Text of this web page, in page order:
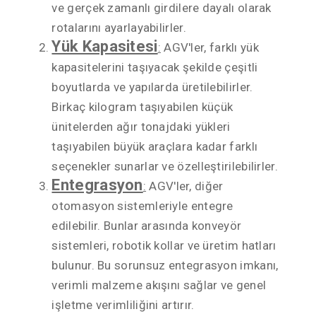
ve gerçek zamanlı girdilere dayalı olarak
rotalarını ayarlayabilirler.
Yük Kapasitesi: AGV'ler, farklı yük
kapasitelerini taşıyacak şekilde çeşitli
boyutlarda ve yapılarda üretilebilirler.
Birkaç kilogram taşıyabilen küçük
ünitelerden ağır tonajdaki yükleri
taşıyabilen büyük araçlara kadar farklı
seçenekler sunarlar ve özelleştirilebilirler.
Entegrasyon: AGV'ler, diğer
otomasyon sistemleriyle entegre
edilebilir. Bunlar arasında konveyör
sistemleri, robotik kollar ve üretim hatları
bulunur. Bu sorunsuz entegrasyon imkanı,
verimli malzeme akışını sağlar ve genel
işletme verimliliğini artırır.